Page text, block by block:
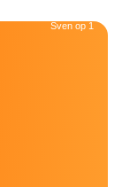
Sven op 1